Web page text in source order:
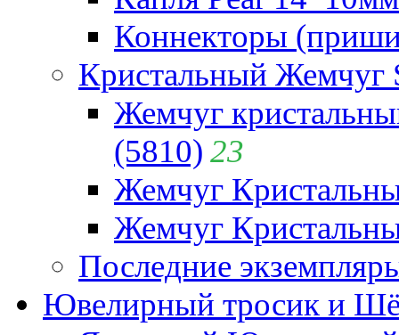
Коннекторы
Кристальный Жемчуг
Жемчуг
(5810) 23
Жемчуг
Жемчуг
Последние
Ювелирный тросик и